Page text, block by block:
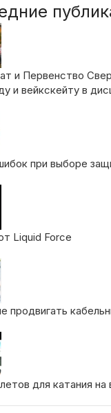
и Первенство
и вейкскейту в
при выборе
Liquid Force
продвигать
для катания на